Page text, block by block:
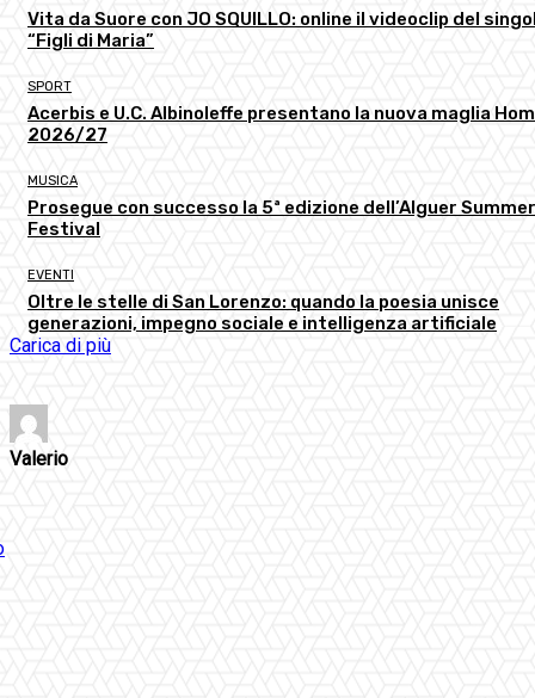
Vita da Suore con JO SQUILLO: online il videoclip del
“Figli di Maria”
SPORT
Acerbis e U.C. Albinoleffe presentano la nuova maglia
2026/27
MUSICA
Prosegue con successo la 5ª edizione dell’Alguer Summer
Festival
EVENTI
Oltre le stelle di San Lorenzo: quando la poesia unisce
generazioni, impegno sociale e intelligenza artificiale
Carica di più
Valerio